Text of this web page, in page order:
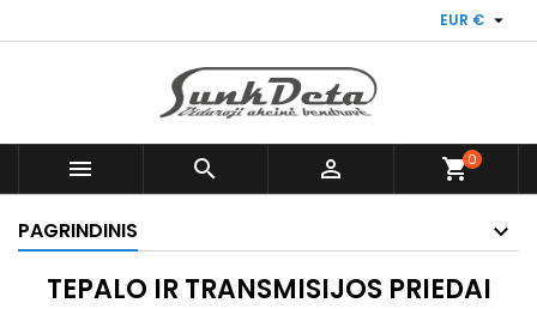
EUR € 
   shopping_cart0
PAGRINDINIS
TEPALO IR TRANSMISIJOS PRIEDAI